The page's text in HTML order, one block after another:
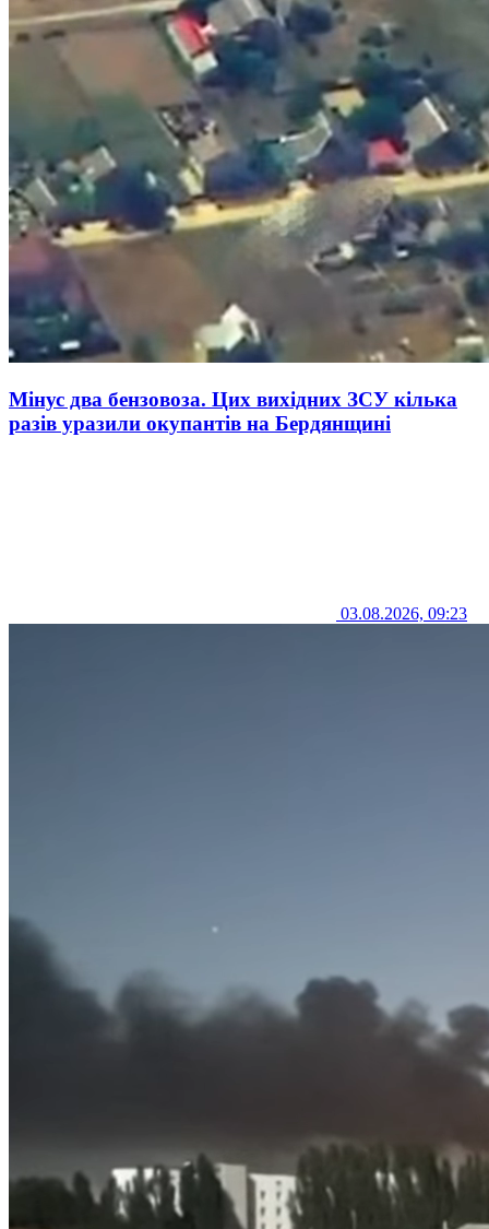
Мінус два бензовоза. Цих вихідних ЗСУ кілька
разів уразили окупантів на Бердянщині
03.08.2026, 09:23